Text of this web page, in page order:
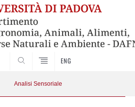
ENG
Analisi Sensoriale